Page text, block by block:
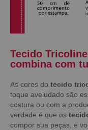
Tecido
combina com
As cores do tecido
toque aveludado são
costura ou com a
verdade é que os
compor sua peças, e